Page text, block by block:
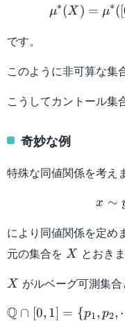
μ∗(X ) = μ∗([
です。
このように非可算な集
こうしてカントール集
奇妙な例
特殊な同値関係を考え
x ∼
により同値関係を定め
元の集合を X
X とおきま
X
X がルベーグ可測集合
\mathbb{Q}
Q ∩ [0, 1] = {p1, p2,